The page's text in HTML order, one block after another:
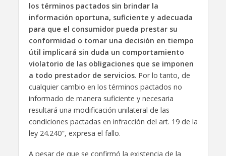
los términos pactados sin brindar la
información oportuna, suficiente y adecuada
para que el consumidor pueda prestar su
conformidad o tomar una decisión en tiempo
útil implicará sin duda un comportamiento
violatorio de las obligaciones que se imponen
a todo prestador de servicios. Por lo tanto, de
cualquier cambio en los términos pactados no
informado de manera suficiente y necesaria
resultará una modificación unilateral de las
condiciones pactadas en infracción del art. 19 de la
ley 24.240″, expresa el fallo.
A pesar de que se confirmó la existencia de la